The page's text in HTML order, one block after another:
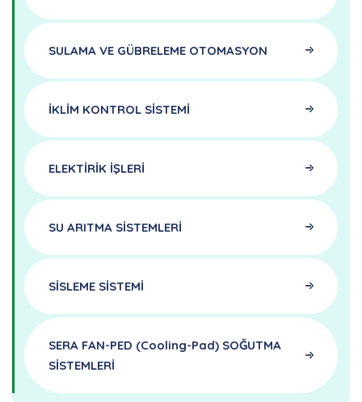
SULAMA VE GÜBRELEME OTOMASYON
İKLİM KONTROL SİSTEMİ
ELEKTİRİK İŞLERİ
SU ARITMA SİSTEMLERİ
SİSLEME SİSTEMİ
SERA FAN-PED (cooling-Pad) SOĞUTMA
SİSTEMLERİ